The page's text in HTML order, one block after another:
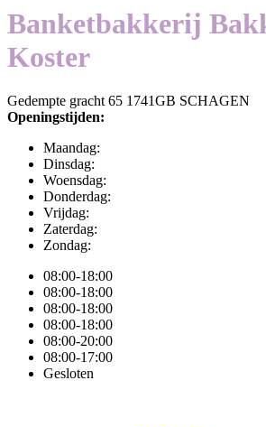
Banketbakkerij
Koster
Gedempte gracht 65 1741GB SCHAGEN
Openingstijden:
Maandag:
Dinsdag:
Woensdag:
Donderdag:
Vrijdag:
Zaterdag:
Zondag:
08:00-18:00
08:00-18:00
08:00-18:00
08:00-18:00
08:00-20:00
08:00-17:00
Gesloten